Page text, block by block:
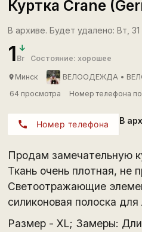
Куртка Crane
В архиве. Будет удалено: Вт, 31
1 Br Состояние: хорошее
place Минск
ВЕЛООДЕЖДА •
64 просмотра
Номер телефона
call Номер телефона В
Продам замечательную
Ткань очень плотная, не
Светоотражающие
силиконовая полоска
Размер - XL; Замеры: